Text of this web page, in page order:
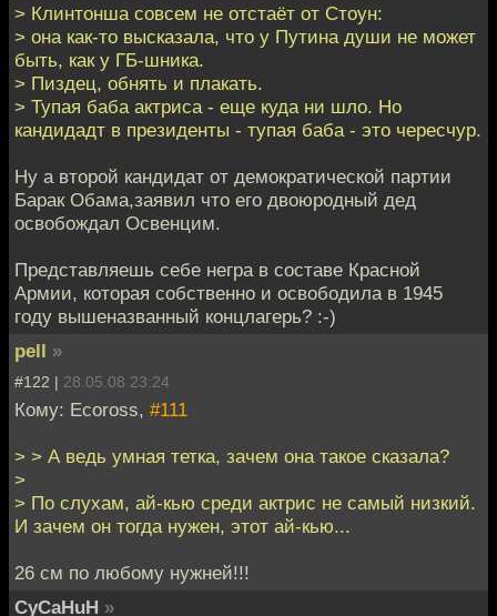
> Клинтонша совсем не отстаёт от Стоун:
> она как-то высказала, что у Путина души не может
быть, как у ГБ-шника.
> Пиздец, обнять и плакать.
> Тупая баба актриса - еще куда ни шло. Но
кандидадт в президенты - тупая баба - это чересчур.
Ну а второй кандидат от демократической партии
Барак Обама,заявил что его двоюродный дед
освобождал Освенцим.
Представляешь себе негра в составе Красной
Армии, которая собственно и освободила в 1945
году вышеназванный концлагерь? :-)
pell »
#122 | 28.05.08 23:24
Кому: Ecoross, #111
> > А ведь умная тетка, зачем она такое сказала?
>
> По слухам, ай-кью среди актрис не самый низкий.
И зачем он тогда нужен, этот ай-кью...
26 см по любому нужней!!!
CyCaHuH »